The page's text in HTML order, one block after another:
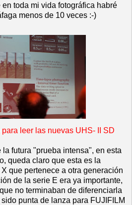
toda mi vida fotográfica habré
menos de 10 veces :-)
leer las nuevas UHS- II SD
la futura "prueba intensa", en esta
queda claro que esta es la
que pertenece a otra generación
de la serie E era ya importante,
no terminaban de diferenciarla
punta de lanza para FUJIFILM